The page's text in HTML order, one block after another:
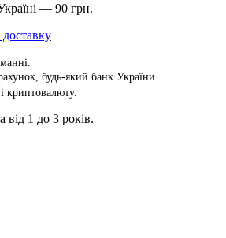
— 90 грн.
будь-який банк України.
криптовалюту.
від 1 до 3 років.